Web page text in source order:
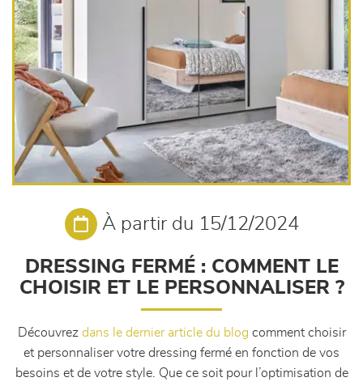
À partir du 15/12/2024
DRESSING FERMÉ : COMMENT LE
CHOISIR ET LE PERSONNALISER ?
Découvrez dans le dernier article du blog comment choisir
et personnaliser votre dressing fermé en fonction de vos
besoins et de votre style. Que ce soit pour l’optimisation de